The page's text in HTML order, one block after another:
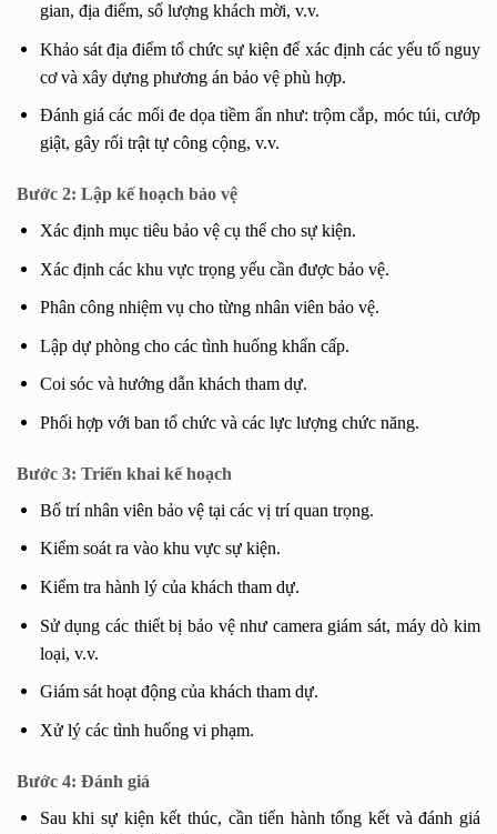
gian, địa điểm, số lượng khách mời, v.v.
Khảo sát địa điểm tổ chức sự kiện để xác định các yếu tố nguy
cơ và xây dựng phương án bảo vệ phù hợp.
Đánh giá các mối đe dọa tiềm ẩn như: trộm cắp, móc túi, cướp
giật, gây rối trật tự công cộng, v.v.
Bước 2: Lập kế hoạch bảo vệ
Xác định mục tiêu bảo vệ cụ thể cho sự kiện.
Xác định các khu vực trọng yếu cần được bảo vệ.
Phân công nhiệm vụ cho từng nhân viên bảo vệ.
Lập dự phòng cho các tình huống khẩn cấp.
Coi sóc và hướng dẫn khách tham dự.
Phối hợp với ban tổ chức và các lực lượng chức năng.
Bước 3: Triển khai kế hoạch
Bố trí nhân viên bảo vệ tại các vị trí quan trọng.
Kiểm soát ra vào khu vực sự kiện.
Kiểm tra hành lý của khách tham dự.
Sử dụng các thiết bị bảo vệ như camera giám sát, máy dò kim
loại, v.v.
Giám sát hoạt động của khách tham dự.
Xử lý các tình huống vi phạm.
Bước 4: Đánh giá
Sau khi sự kiện kết thúc, cần tiến hành tổng kết và đánh giá